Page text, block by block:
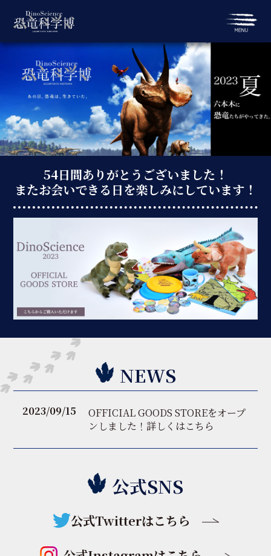
54日間ありがとうございました！
またお会いできる日を楽しみにしています！
NEWS
2023/09/15
OFFICIAL GOODS STOREをオープ
ンしました！詳しくはこちら
公式SNS
公式Twitterはこちら